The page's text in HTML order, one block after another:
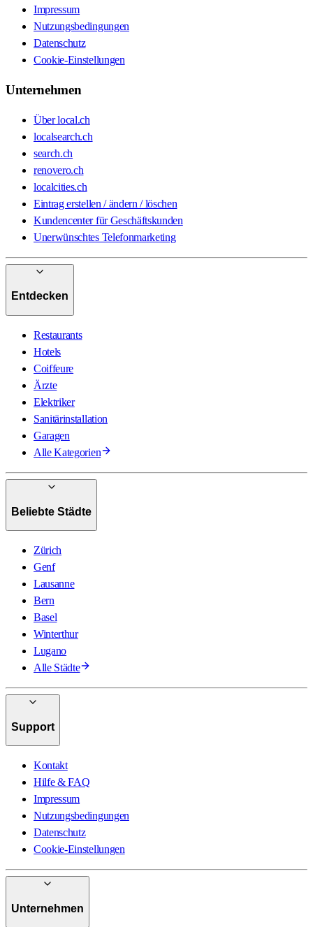
Impressum
Nutzungsbedingungen
Datenschutz
Cookie-Einstellungen
Unternehmen
Über local.ch
localsearch.ch
search.ch
renovero.ch
localcities.ch
Eintrag erstellen / ändern / löschen
Kundencenter für Geschäftskunden
Unerwünschtes Telefonmarketing
Entdecken
Restaurants
Hotels
Coiffeure
Ärzte
Elektriker
Sanitärinstallation
Garagen
Alle Kategorien
Beliebte Städte
Zürich
Genf
Lausanne
Bern
Basel
Winterthur
Lugano
Alle Städte
Support
Kontakt
Hilfe & FAQ
Impressum
Nutzungsbedingungen
Datenschutz
Cookie-Einstellungen
Unternehmen